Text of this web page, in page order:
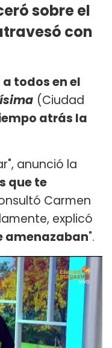
sobre el
con
todos en el
(Ciudad
atrás la
anunció la
que te
Carmen
explicó
amenazaban".